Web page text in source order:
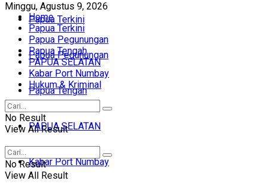
Minggu, Agustus 9, 2026
Papua Terkini
Papua Pegunungan
Papua Tengah
PAPUA SELATAN
Kabar Port Numbay
Home
Papua Terkini
Papua Pegunungan
Papua Tengah
PAPUA SELATAN
Kabar Port Numbay
Hukum & Kriminal
No Result
View All Result
No Result
View All Result